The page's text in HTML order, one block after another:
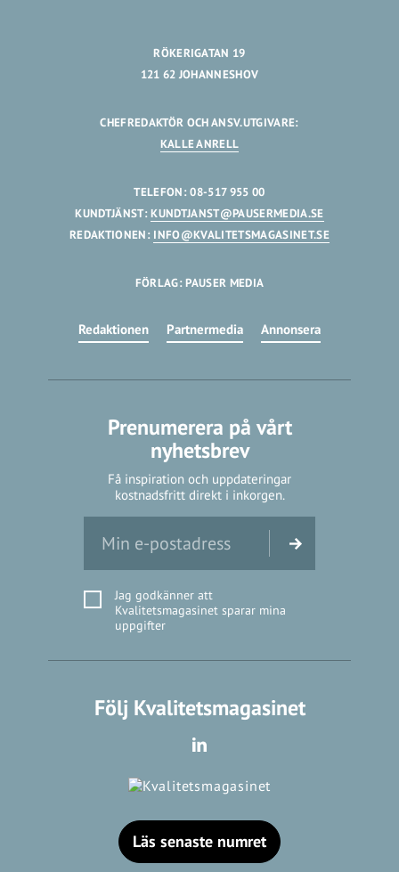
RÖKERIGATAN 19
121 62 JOHANNESHOV
CHEFREDAKTÖR OCH ANSV.UTGIVARE:
KALLE ANRELL
TELEFON: 08-517 955 00
KUNDTJÄNST:KUNDTJANST@PAUSERMEDIA.SE
REDAKTIONEN: INFO@KVALITETSMAGASINET.SE
FÖRLAG: PAUSER MEDIA
Redaktionen Partnermedia Annonsera
Prenumerera på vårt
nyhetsbrev
Få inspiration och uppdateringar
kostnadsfritt direkt i inkorgen.
Jag godkänner att
Kvalitetsmagasinet sparar mina
uppgifter
Följ Kvalitetsmagasinet
Läs senaste numret